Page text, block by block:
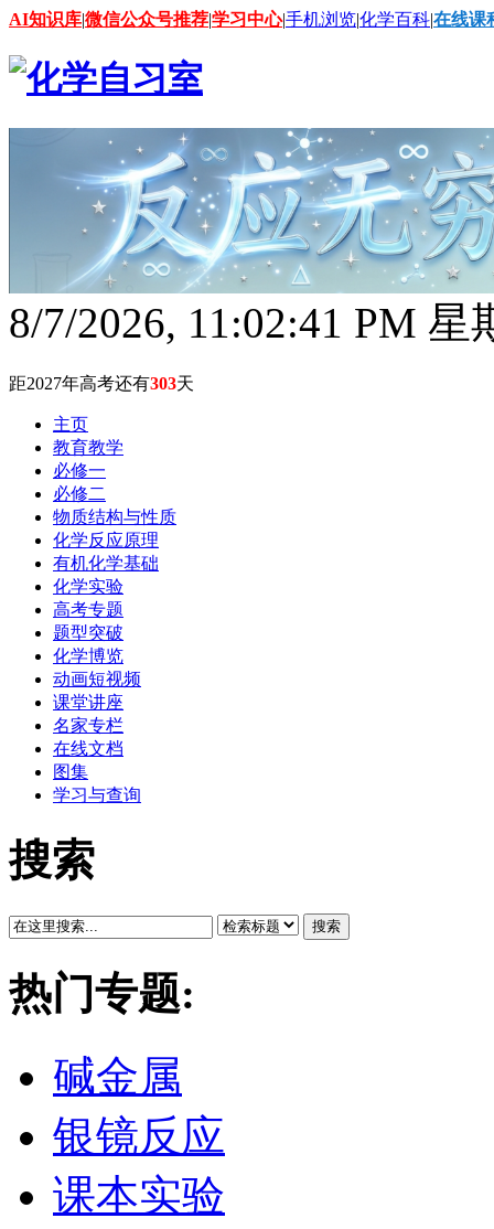
AI知识库|微信公众号推荐|学习中心|手机浏览|化学百科|在线课
8/7/2026, 11:02:42 PM 星
距2027年高考还有303天
主页
教育教学
必修一
必修二
物质结构与性质
化学反应原理
有机化学基础
化学实验
高考专题
题型突破
化学博览
动画短视频
课堂讲座
名家专栏
在线文档
图集
学习与查询
搜索
搜索
热门专题:
碱金属
银镜反应
课本实验